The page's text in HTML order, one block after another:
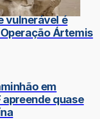
vulnerável é
Ártemis
em
quase